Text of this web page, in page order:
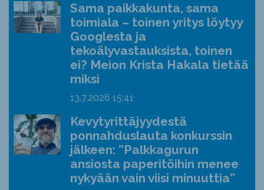
Sama paikkakunta, sama
toimiala – toinen yritys löytyy
Googlesta ja
tekoälyvastauksista, toinen
ei? Meion Krista Hakala tietää
miksi
13.7.2026 15:41
Kevytyrittäjyydestä
ponnahduslauta konkurssin
jälkeen: ”Palkkagurun
ansiosta paperitöihin menee
nykyään vain viisi minuuttia”